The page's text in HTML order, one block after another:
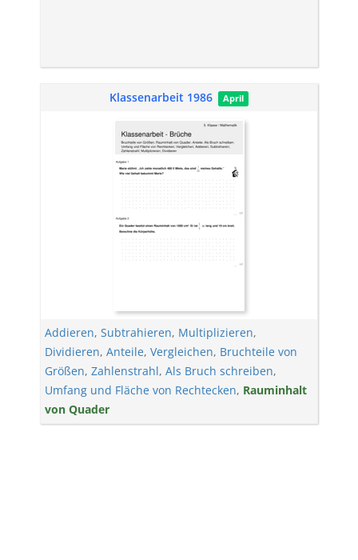
Klassenarbeit 1986 April
Addieren, Subtrahieren, Multiplizieren,
Dividieren, Anteile, Vergleichen, Bruchteile von
Größen, Zahlenstrahl, Als Bruch schreiben,
Umfang und Fläche von Rechtecken, Rauminhalt
von Quader